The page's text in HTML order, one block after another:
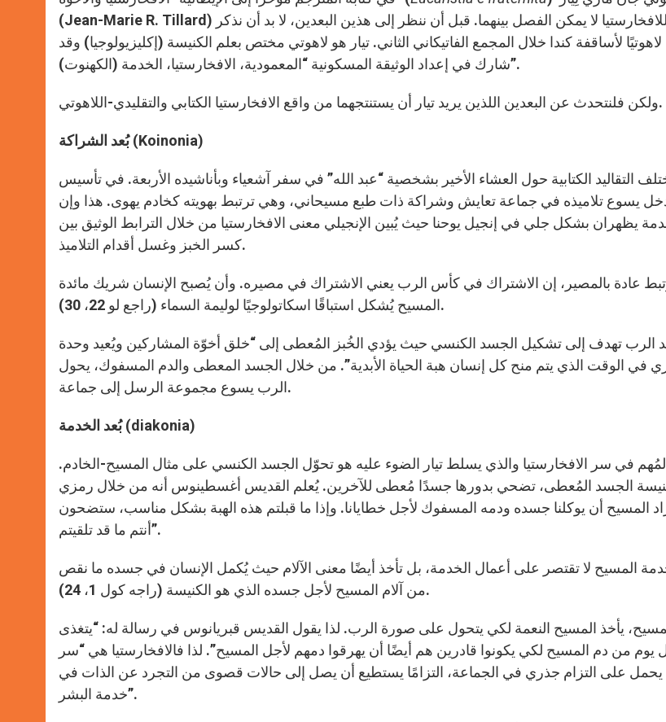
p e
r
k
(Jean-Marie R. Tillard) عن معنين هامين للافخارستيا لا يمكن الفصل بينهما. قبل أن ننظر إلى هذين البعدين، لا بد أن نذكر
لاهوتيًا لأساقفة كندا خلال المجمع الفاتيكاني الثاني. تيار هو لاهوتي مختص بعلم الكنيسة (إكليزيولوجيا) وقد
شارك في إعداد الوثيقة المسكونية “المعمودية، الافخارستيا، الخدمة (الكهنوت)”.
ولكن فلنتحدث عن البعدين اللذين يريد تيار أن يستنتجهما من واقع الافخارستيا الكتابي والتقليدي-اللاهوتي.
بُعد الشراكة(Koinonia)
التقاليد الكتابية حول العشاء الأخير بشخصية “عبد الله” في سفر آشعياء وبأناشيده الأربعة. في تأسيس
يُدخل يسوع تلاميذه في جماعة تعايش وشراكة ذات طبع مسيحاني، وهي ترتبط بهويته كخادم يهوى. هذا وإن
يظهران بشكل جلي في إنجيل يوحنا حيث يُبين الإنجيلي معنى الافخارستيا من خلال الترابط الوثيق بين
كسر الخبز وغسل أقدام التلاميذ.
عادة بالمصير، إن الاشتراك في كأس الرب يعني الاشتراك في مصيره. وأن يُصبح الإنسان شريك مائدة
المسيح يُشكل استباقًا اسكاتولوجيًا لوليمة السماء (راجع لو 22، 30).
تهدف إلى تشكيل الجسد الكنسي حيث يؤدي الخُبز المُعطى إلى “خلق أخوّة المشاركين ويُعيد وحدة
في الوقت الذي يتم منح كل إنسان هبة الحياة الأبدية”. من خلال الجسد المعطى والدم المسفوك، يحول
الرب يسوع مجموعة الرسل إلى جماعة.
بُعد الخدمة (diakonia)
المُهم في سر الافخارستيا والذي يسلط تيار الضوء عليه هو تحوّل الجسد الكنسي على مثال المسيح-الخادم.
الجسد المُعطى، تضحي بدورها جسدًا مُعطى للآخرين. يُعلم القديس أغسطينوس أنه من خلال رمزي
المسيح أن يوكلنا جسده ودمه المسفوك لأجل خطايانا. وإذا ما قبلتم هذه الهبة بشكل مناسب، ستضحون
أنتم ما قد تلقيتم”.
المسيح لا تقتصر على أعمال الخدمة، بل تأخذ أيضًا معنى الآلام حيث يُكمل الإنسان في جسده ما نقص
من آلام المسيح لأجل جسده الذي هو الكنيسة (راجه كول 1، 24).
يأخذ المسيح النعمة لكي يتحول على صورة الرب. لذا يقول القديس قبريانوس في رسالة له: “يتغذى
يوم من دم المسيح لكي يكونوا قادرين هم أيضًا أن يهرقوا دمهم لأجل المسيح”. لذا فالافخارستيا هي “سر
يحمل على التزام جذري في الجماعة، التزامًا يستطيع أن يصل إلى حالات قصوى من التجرد عن الذات في
خدمة البشر”.